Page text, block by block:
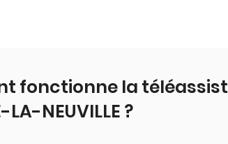
fonctionne la
NEUVILLE ?